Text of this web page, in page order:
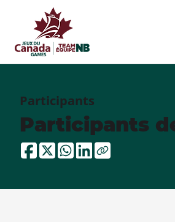
Participants
Participants